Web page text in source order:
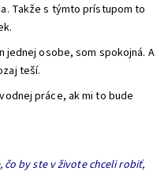
Takže s týmto prístupom to
jednej osobe, som spokojná. A
teší.
práce, ak mi to bude
čo by ste v živote chceli robiť,